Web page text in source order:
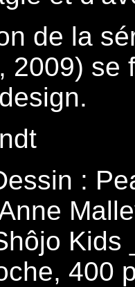
de la
2009) se
:
Kids
400